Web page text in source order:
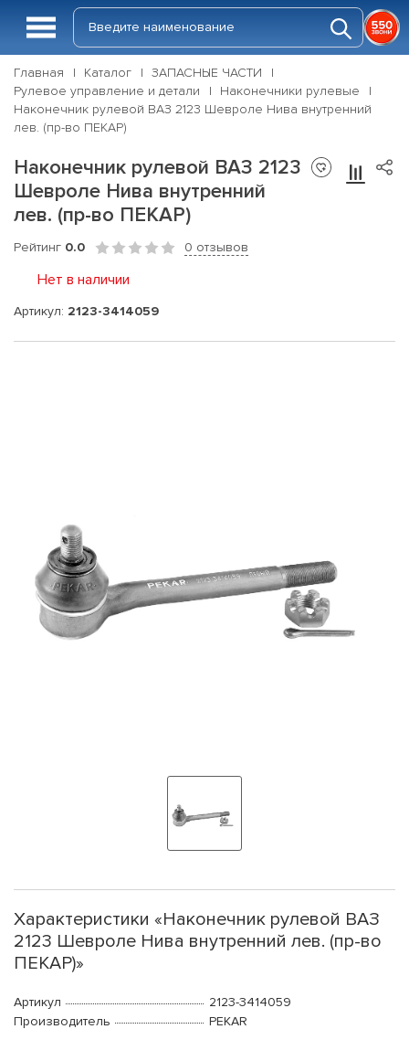
Главная Каталог
ЗАПАСНЫЕ ЧАСТИ
Рулевое управление и детали
Наконечники рулевые
Наконечник рулевой ВАЗ 2123 Шевроле Нива внутренний
лев. (пр-во ПЕКАР)
Наконечник рулевой ВАЗ 2123
Шевроле Нива внутренний
лев. (пр-во ПЕКАР)
Рейтинг 0.0 0 отзывов
Нет в наличии
Артикул: 2123-3414059
Характеристики «Наконечник рулевой ВАЗ
2123 Шевроле Нива внутренний лев. (пр-во
ПЕКАР)»
Артикул
2123-3414059
Производитель
PEKAR